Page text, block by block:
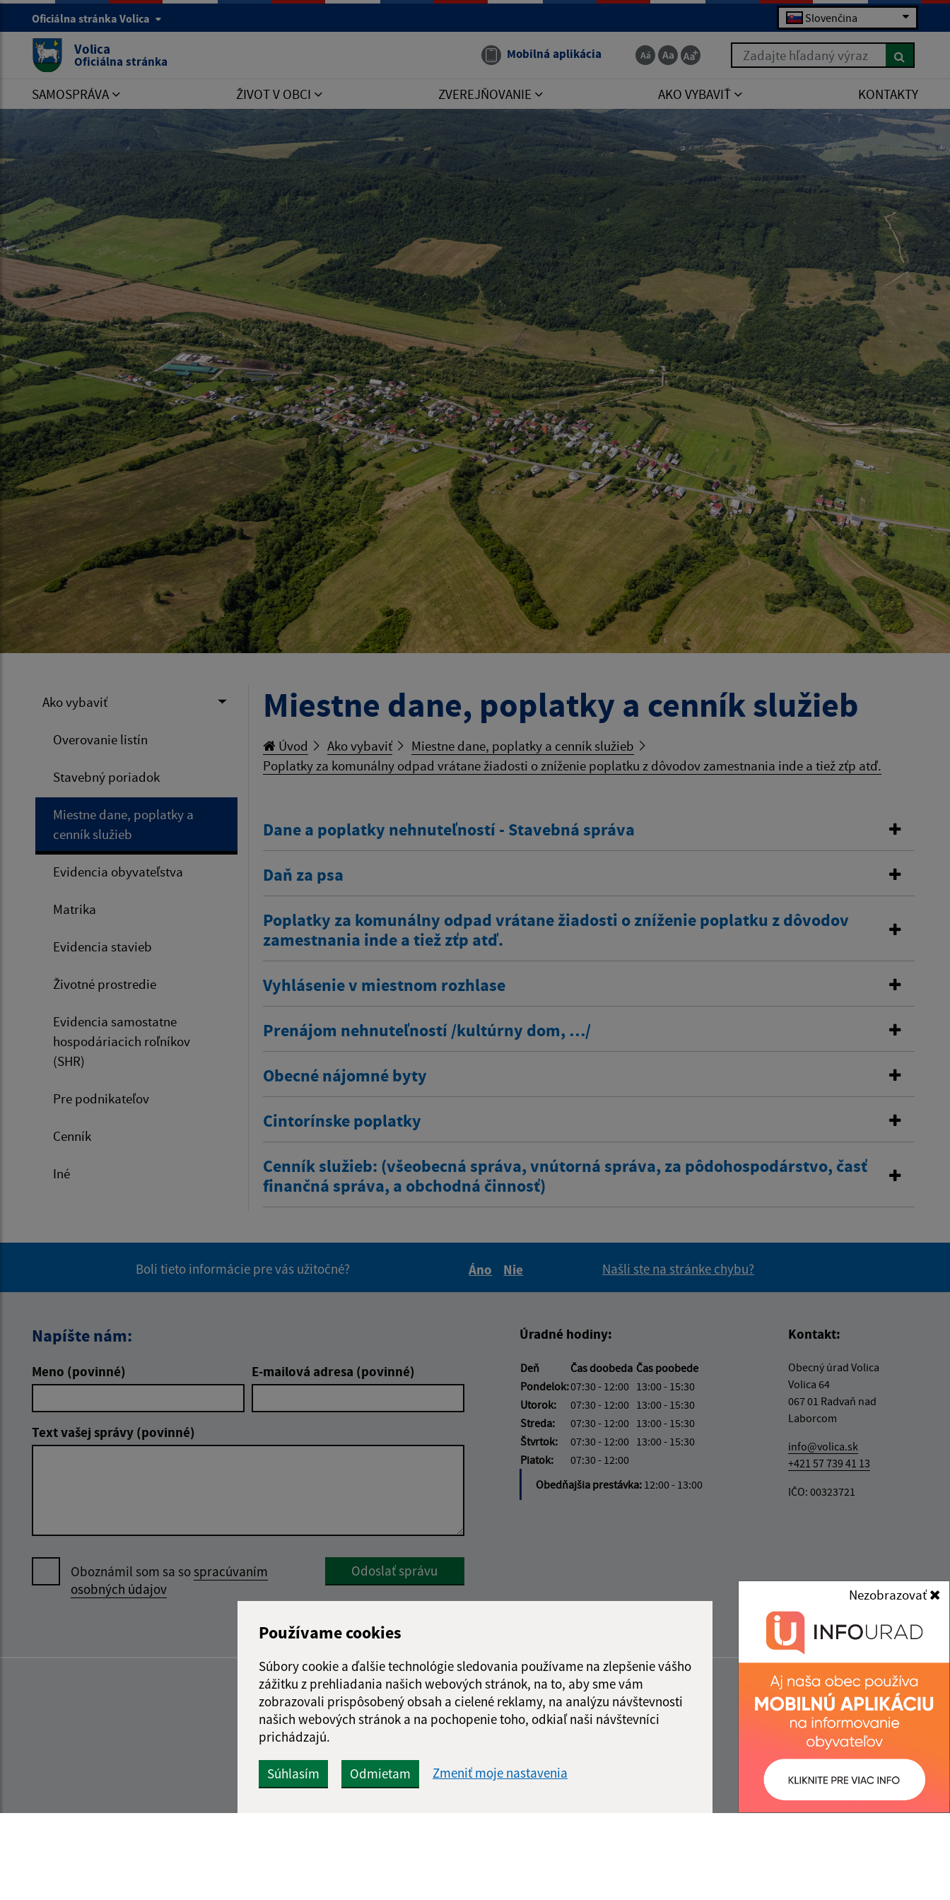
Používame cookies
Súbory cookie a ďalšie technológie sledovania používame na zlepšenie vášho
zážitku z prehliadania našich webových stránok, na to, aby sme vám
zobrazovali prispôsobený obsah a cielené reklamy, na analýzu návštevnosti
našich webových stránok a na pochopenie toho, odkiaľ naši návštevníci
prichádzajú.
Súhlasím Odmietam Zmeniť moje nastavenia
Nezobrazovať
Oficiálna stránka Volica Slovenčina
Volica
Oficiálna stránka Mobilná aplikácia Zadajte hľadaný výraz
SAMOSPRÁVA ŽIVOT V OBCI ZVEREJŇOVANIE AKO VYBAVIŤ KONTAKTY
Ako vybaviť
Overovanie listín
Stavebný poriadok
Miestne dane, poplatky a
cenník služieb
Evidencia obyvateľstva
Matrika
Evidencia stavieb
Životné prostredie
Evidencia samostatne
hospodáriacich roľníkov
(SHR)
Pre podnikateľov
Cenník
Iné
Miestne dane, poplatky a cenník služieb
Úvod Ako vybaviť
Miestne dane, poplatky a cenník služieb
Poplatky za komunálny odpad vrátane žiadosti o zníženie poplatku z dôvodov zamestnania inde a tiež zťp atď.
Dane a poplatky nehnuteľností - Stavebná správa
Daň za psa
Poplatky za komunálny odpad vrátane žiadosti o zníženie poplatku z dôvodov
zamestnania inde a tiež zťp atď.
Vyhlásenie v miestnom rozhlase
Prenájom nehnuteľností /kultúrny dom, …/
Obecné nájomné byty
Cintorínske poplatky
Cenník služieb: (všeobecná správa, vnútorná správa, za pôdohospodárstvo, časť
finančná správa, a obchodná činnosť)
Boli tieto informácie pre vás užitočné?
Áno
Nie
Našli ste na stránke chybu?
Napíšte nám:
Meno (povinné) E-mailová adresa (povinné)
Text vašej správy (povinné)
Oboznámil som sa sospracúvaním
osobných údajov
Google reCaptcha Response
Odoslať správu
Úradné hodiny:
Deň Čas doobeda Čas poobede
Pondelok:07:30 - 12:00 13:00 - 15:30
Utorok:
07:30 - 12:00 13:00 - 15:30
Streda:
07:30 - 12:00 13:00 - 15:30
Štvrtok:
07:30 - 12:00 13:00 - 15:30
Piatok:
07:30 - 12:00
Obedňajšia prestávka: 12:00 - 13:00
Kontakt:
Obecný úrad Volica
Volica 64
067 01 Radvaň nad
Laborcom
info@volica.sk
+421 57 739 41 13
IČO: 00323721